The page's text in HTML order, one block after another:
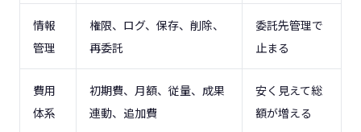
情報
管理
権限、ログ、保存、削除、
再委託
委託先管理で
止まる
費用
体系
初期費、月額、従量、成果
連動、追加費
安く見えて総
額が増える